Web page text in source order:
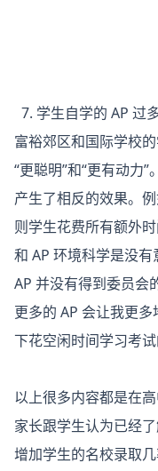
7. 学生自学的 AP 过
富裕郊区和国际学校
“更聪明”和“更有动力
产生了相反的效果。
则学生花费所有额外
和 AP 环境科学是没
AP 并没有得到委员会
更多的 AP 会让我更
下花空闲时间学习考试
以上很多内容都是在
家长跟学生认为已经
增加学生的名校录取